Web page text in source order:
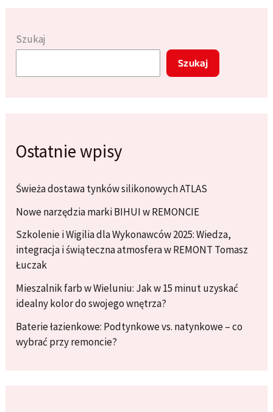
profesjonalnie
dobrać
Wieluniu?
Szukaj
Szukaj
Ostatnie wpisy
Świeża dostawa tynków silikonowych ATLAS
Nowe narzędzia marki BIHUI w REMONCIE
Szkolenie i Wigilia dla Wykonawców 2025: Wiedza,
integracja i świąteczna atmosfera w REMONT Tomasz
Łuczak
Mieszalnik farb w Wieluniu: Jak w 15 minut uzyskać
idealny kolor do swojego wnętrza?
Baterie łazienkowe: Podtynkowe vs. natynkowe – co
wybrać przy remoncie?